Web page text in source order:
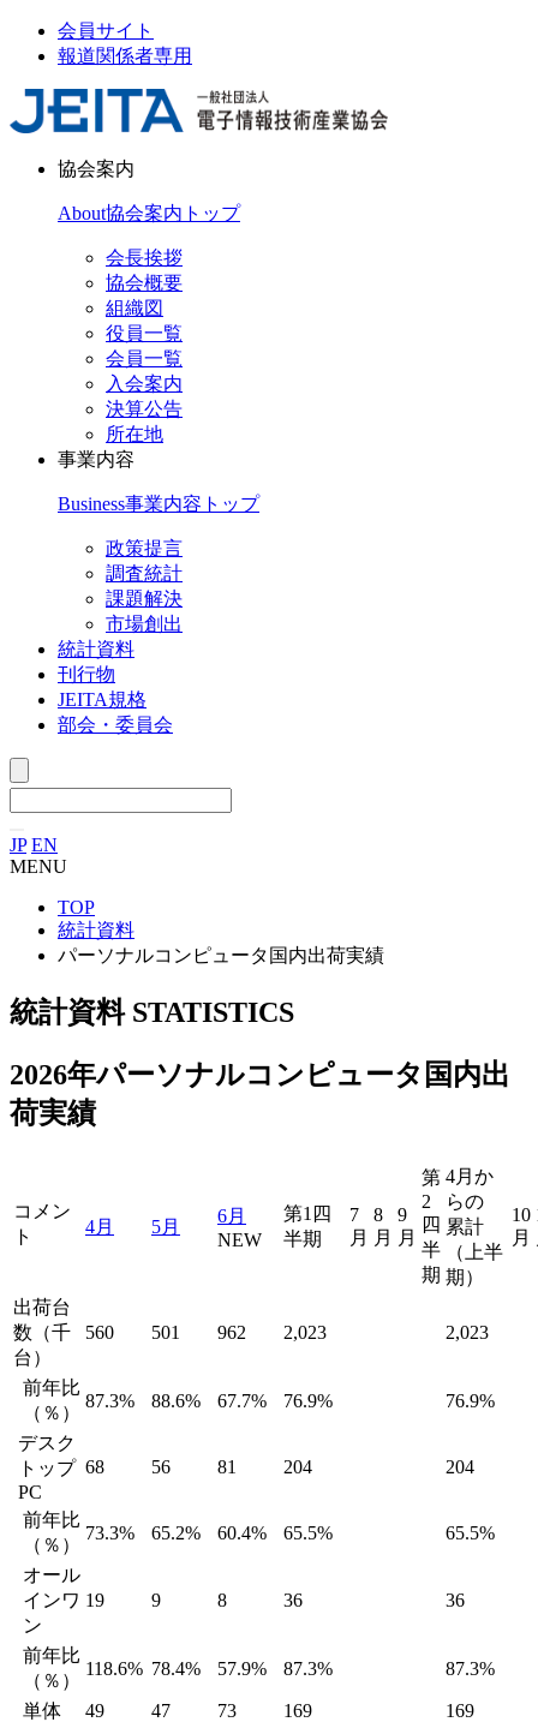
会員サイト
報道関係者専用
協会案内
About協会案内トップ
会長挨拶
協会概要
組織図
役員一覧
会員一覧
入会案内
決算公告
所在地
事業内容
Business事業内容トップ
政策提言
調査統計
課題解決
市場創出
統計資料
刊行物
JEITA規格
部会・委員会
JP EN
MENU
TOP
統計資料
パーソナルコンピュータ国内出荷実績
統計資料 STATISTICS
2026年パーソナルコンピュータ国内出
荷実績
コメン
ト
4月 5月
6月
NEW
第1四
半期
7
月
8
月
9
月
第
2
四
半
期
4月か
らの
累計
（上半
期）
10
月
出荷台
数（千
台）
560 501 962 2,023 2,023
前年比
（％）
87.3% 88.6% 67.7% 76.9% 76.9%
デスク
トップ
PC
68 56 81 204 204
前年比
（％）
73.3% 65.2% 60.4% 65.5% 65.5%
オール
インワ
ン
19 9 8 36 36
前年比
（％）
118.6% 78.4% 57.9% 87.3% 87.3%
単体 49 47 73 169
169